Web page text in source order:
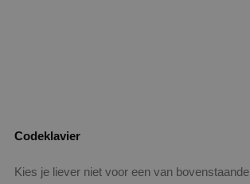
Codeklavier
Kies je liever niet voor een van bovenstaande